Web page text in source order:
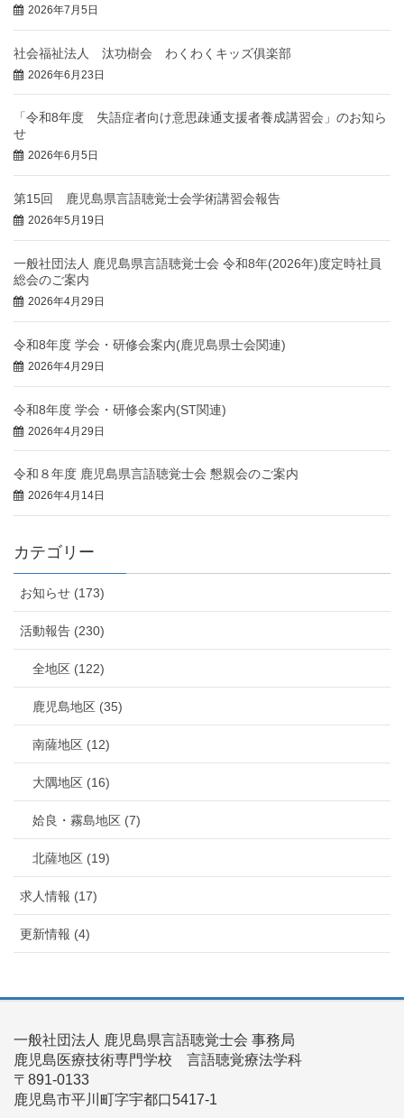
2026年7月5日
社会福祉法人 汰功樹会 わくわくキッズ俱楽部
2026年6月23日
「令和8年度 失語症者向け意思疎通支援者養成講習会」のお知ら
せ
2026年6月5日
第15回 鹿児島県言語聴覚士会学術講習会報告
2026年5月19日
一般社団法人 鹿児島県言語聴覚士会 令和8年(2026年)度定時社員
総会のご案内
2026年4月29日
令和8年度 学会・研修会案内(鹿児島県士会関連)
2026年4月29日
令和8年度 学会・研修会案内(ST関連)
2026年4月29日
令和８年度 鹿児島県言語聴覚士会 懇親会のご案内
2026年4月14日
カテゴリー
お知らせ (173)
活動報告 (230)
全地区 (122)
鹿児島地区 (35)
南薩地区 (12)
大隅地区 (16)
姶良・霧島地区 (7)
北薩地区 (19)
求人情報 (17)
更新情報 (4)
一般社団法人 鹿児島県言語聴覚士会 事務局
鹿児島医療技術専門学校 言語聴覚療法学科
〒891-0133
鹿児島市平川町字宇都口5417-1